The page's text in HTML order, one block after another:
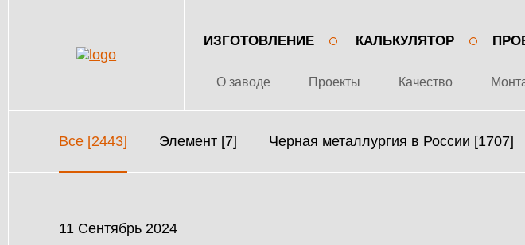
ИЗГОТОВЛЕНИЕ КАЛЬКУЛЯТОР
О заводе Проекты Качество
Все [2443] Элемент [7] Черная металлургия в России [1707]
11 Сентябрь 2024